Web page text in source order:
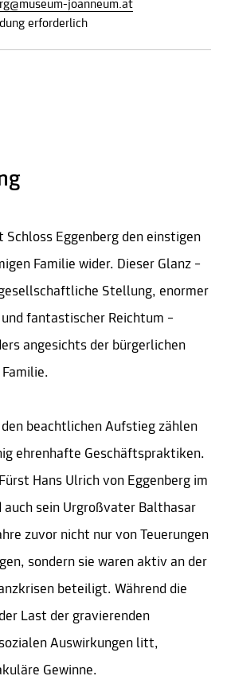
joanneum.at
erforderlich
Schloss Eggenberg den einstigen
Familie wider. Dieser Glanz –
Stellung, enormer
fantastischer Reichtum –
angesichts der bürgerlichen
beachtlichen Aufstieg zählen
ehrenhafte Geschäftspraktiken.
Hans Ulrich von Eggenberg im
auch sein Urgroßvater Balthasar
zuvor nicht nur von Teuerungen
sondern sie waren aktiv an der
beteiligt. Während die
Last der gravierenden
Auswirkungen litt,
Gewinne.